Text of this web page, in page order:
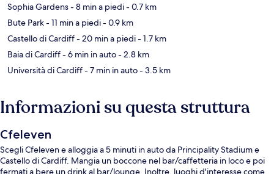
Sophia Gardens- 8 min a piedi- 0.7 km
Bute Park- 11 min a piedi- 0.9 km
Castello di Cardiff- 20 min a piedi- 1.7 km
Baia di Cardiff- 6 min in auto- 2.8 km
Università di Cardiff- 7 min in auto- 3.5 km
Informazioni su questa struttura
Cfeleven
Scegli Cfeleven e alloggia a 5 minuti in auto da Principality Stadium e
Castello di Cardiff. Mangia un boccone nel bar/caffetteria in loco e poi
fermati a bere un drink al bar/lounge. Inoltre, luoghi d'interesse come